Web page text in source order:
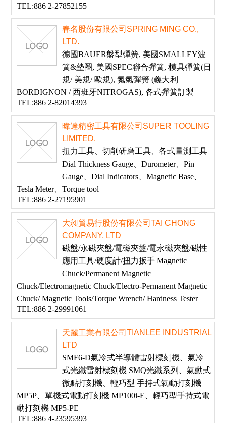
TEL:886 2-27852155
春名股份有限公司SPRING MING CO.,
LTD.
德國BAUER盤型彈簧, 美國SMALLEY波
簧&墊圈, 美國SPEC聯合彈簧, 模具彈簧(日
規/ 美規/ 歐規), 氮氣彈簧 (義大利
BORDIGNON / 西班牙NITROGAS), 各式彈簧訂製
TEL:886 2-82014393
暐達精密工具有限公司SUPER TOOLING
LIMITED.
扭力工具、切削研磨工具、各式量測工具
Dial Thickness Gauge、Durometer、Pin
Gauge、Dial Indicators、Magnetic Base、
Tesla Meter、Torque tool
TEL:886 2-27195901
大昶貿易行股份有限公司TAI CHONG
COMPANY, LTD
磁盤/永磁夾盤/電磁夾盤/電永磁夾盤/磁性
應用工具/硬度計/扭力扳手 Magnetic
Chuck/Permanent Magnetic
Chuck/Electromagnetic Chuck/Electro-Permanent Magnetic
Chuck/ Magnetic Tools/Torque Wrench/ Hardness Tester
TEL:886 2-29991061
天麗工業有限公司TIANLEE INDUSTRIAL
LTD
SMF6-D氣冷式半導體雷射標刻機、氣冷
式光纖雷射標刻機 SMQ光纖系列、氣動式
微點打刻機、輕巧型 手持式氣動打刻機
MP5P、單機式電動打刻機 MP100i-E、輕巧型手持式電
動打刻機 MP5-PE
TEL:886 4-23595393